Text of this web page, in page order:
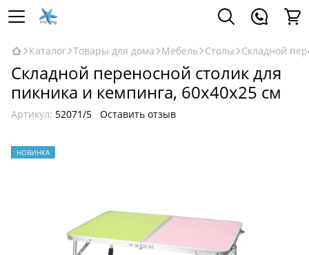
Каталог Товары для дома Мебель Столы Складной
Складной переносной столик для
пикника и кемпинга, 60x40x25 см
Артикул: 52071/5 Оставить отзыв
НОВИНКА